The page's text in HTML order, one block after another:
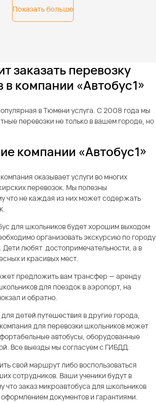
Показать больше
заказать перевозку
компании «Автобус1»
в Тюмени услуга. С 2008 года мы
перевозки не только в вашем городе, но
компании «Автобус1»
оказывает услуги во многих
перевозок. Мы полезны
что не каждая из них может содержать
для школьников будет хорошим выходом
организовать экскурсию по городу
Дети любят достопримечательности, а в
и красивых мест.
предложить вам трансфер — аренду
для поездок в аэропорт, на
и обратно.
детей путешествия в другие города,
для перевозки школьников может
автобусы, оборудованные
Все выезды мы согласуем с ГИБДД.
свой маршрут либо воспользоваться
сотрудников. Ваши ученики будут в
что заказ микроавтобуса для школьников
документов и гарантиями.